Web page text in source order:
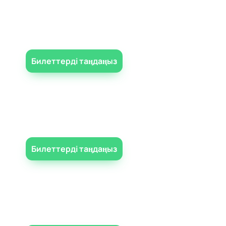
Билеттерді таңдаңыз
Билеттерді таңдаңыз